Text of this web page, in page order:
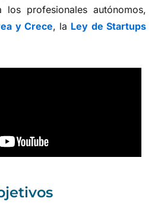
profesionales autónomos,
y Crece, la Ley de Startups